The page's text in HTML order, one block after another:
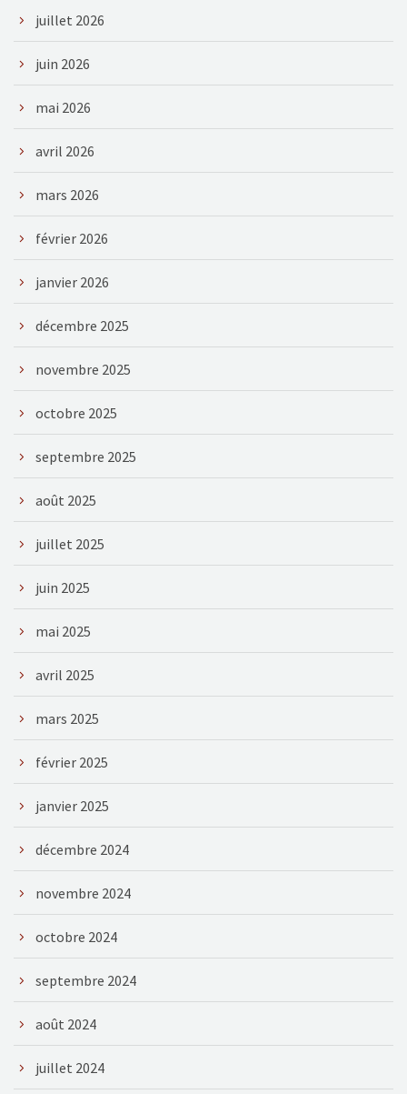
juillet 2026
juin 2026
mai 2026
avril 2026
mars 2026
février 2026
janvier 2026
décembre 2025
novembre 2025
octobre 2025
septembre 2025
août 2025
juillet 2025
juin 2025
mai 2025
avril 2025
mars 2025
février 2025
janvier 2025
décembre 2024
novembre 2024
octobre 2024
septembre 2024
août 2024
juillet 2024